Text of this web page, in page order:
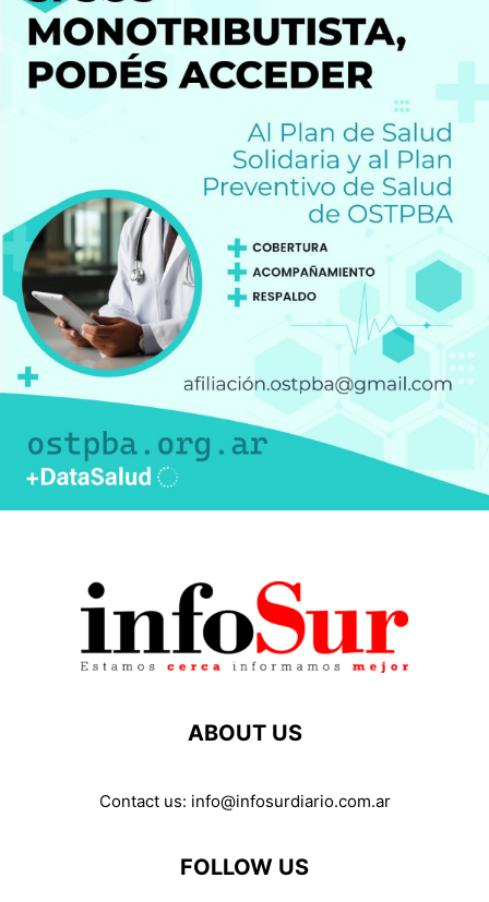
ABOUT US
Contact us: info@infosurdiario.com.ar
FOLLOW US